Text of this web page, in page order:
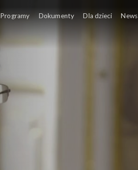
Programy Dokumenty Dla dzieci News